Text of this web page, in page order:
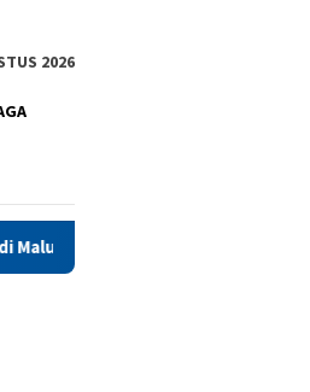
2026
Pembukaan Pekan Olahraga